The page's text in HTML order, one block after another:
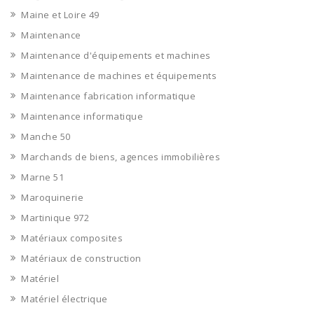
Maine et Loire 49
Maintenance
Maintenance d'équipements et machines
Maintenance de machines et équipements
Maintenance fabrication informatique
Maintenance informatique
Manche 50
Marchands de biens, agences immobilières
Marne 51
Maroquinerie
Martinique 972
Matériaux composites
Matériaux de construction
Matériel
Matériel électrique